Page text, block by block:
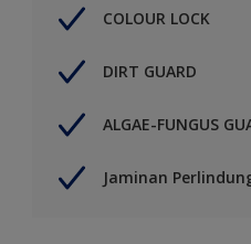
COLOUR LOCK
DIRT GUARD
ALGAE-FUNGUS
Jaminan